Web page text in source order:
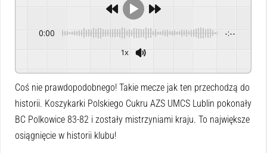
0:00 -:--
1x
Coś nie prawdopodobnego! Takie mecze jak ten przechodzą do
historii. Koszykarki Polskiego Cukru AZS UMCS Lublin pokonały
BC Polkowice 83-82 i zostały mistrzyniami kraju. To największe
osiągnięcie w historii klubu!